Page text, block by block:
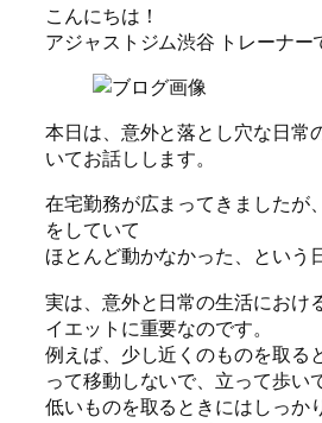
こんにちは！
アジャストジム渋谷 トレーナー
本日は、意外と落とし穴な日常
いてお話しします。
在宅勤務が広まってきましたが
をしていて
ほとんど動かなかった、という
実は、意外と日常の生活におけ
イエットに重要なのです。
例えば、少し近くのものを取る
って移動しないで、立って歩い
低いものを取るときにはしっか